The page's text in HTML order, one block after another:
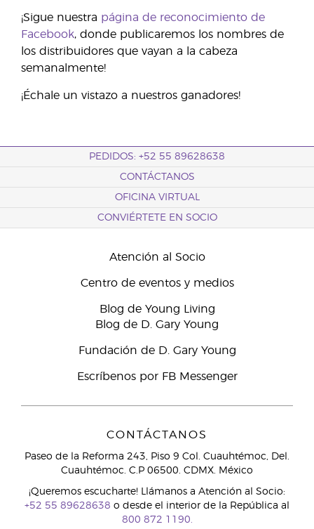
¡Sigue nuestra página de reconocimiento de
Facebook, donde publicaremos los nombres de
los distribuidores que vayan a la cabeza
semanalmente!
¡Échale un vistazo a nuestros ganadores!
PEDIDOS: +52 55 89628638
CONTÁCTANOS
OFICINA VIRTUAL
CONVIÉRTETE EN SOCIO
Atención al Socio
Centro de eventos y medios
Blog de Young Living
Blog de D. Gary Young
Fundación de D. Gary Young
Escríbenos por FB Messenger
CONTÁCTANOS
Paseo de la Reforma 243, Piso 9 Col. Cuauhtémoc, Del.
Cuauhtémoc. C.P 06500. CDMX. México
¡Queremos escucharte! Llámanos a Atención al Socio:
+52 55 89628638 o desde el interior de la República al
800 872 1190.